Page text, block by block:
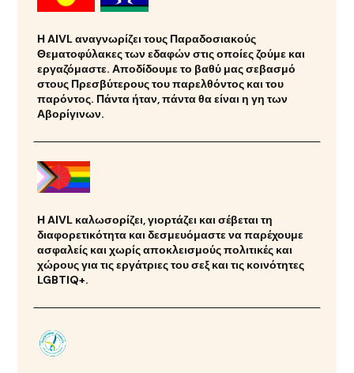
Η AIVL αναγνωρίζει τους Παραδοσιακούς
Θεματοφύλακες των εδαφών στις οποίες ζούμε και
εργαζόμαστε. Αποδίδουμε το βαθύ μας σεβασμό
στους Πρεσβύτερους του παρελθόντος και του
παρόντος. Πάντα ήταν, πάντα θα είναι η γη των
Αβορίγινων.
Η AIVL καλωσορίζει, γιορτάζει και σέβεται τη
διαφορετικότητα και δεσμευόμαστε να παρέχουμε
ασφαλείς και χωρίς αποκλεισμούς πολιτικές και
χώρους για τις εργάτριες του σεξ και τις κοινότητες
LGBTIQ+.